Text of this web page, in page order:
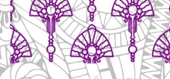
to
content